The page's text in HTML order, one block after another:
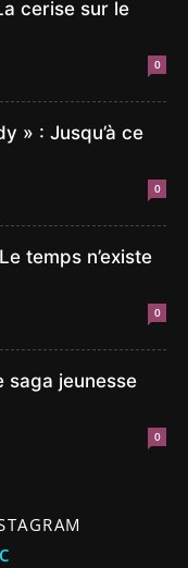
cerise sur le
0
» : Jusqu’à ce
0
temps n’existe
0
saga jeunesse
0